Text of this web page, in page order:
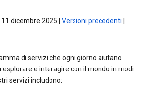
dicembre 2025 | Versioni precedenti
di servizi che ogni giorno aiutano
esplorare e interagire con il mondo in modi
servizi includono: